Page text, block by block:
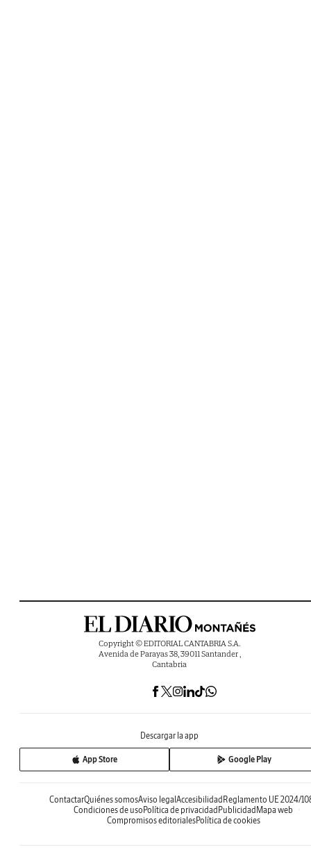
Copyright © EDITORIAL CANTABRIA S.A.
Avenida de Parayas 38, 39011 Santander ,
Cantabria
Descargar la app
App Store Google Play
ContactarQuiénes somosAviso legalAccesibilidadReglamento UE 2024/
Condiciones de usoPolítica de privacidadPublicidadMapa web
Compromisos editorialesPolítica de cookies